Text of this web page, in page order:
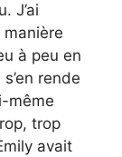
J’ai
à peu en
rende
même
trop
avait